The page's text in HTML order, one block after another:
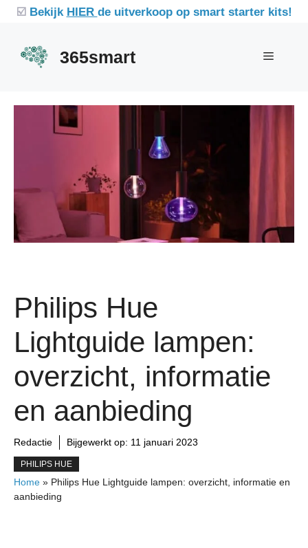
inhoud
☑️ Bekijk HIER de uitverkoop op smart starter kits!
365smart Menu
Philips Hue
Lightguide lampen:
overzicht, informatie
en aanbieding
Redactie Bijgewerkt op: 11 januari 2023
PHILIPS HUE
Home » Philips Hue Lightguide lampen: overzicht, informatie en
aanbieding